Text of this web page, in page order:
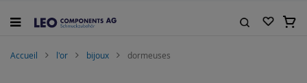
au
Mon
Accueil l'or bijoux dormeuses